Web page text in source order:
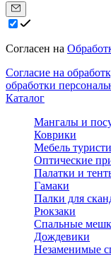
Согласен на
Согласие на
обработки
Каталог
Мангалы и
Коврики
Мебель
Оптические
Палатки и
Гамаки
Палки для
Рюкзаки
Спальные
Дождевики
Незаменимые